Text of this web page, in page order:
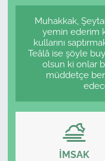
Muhakkak,
yemin ederim
kullarını
Teâlâ ise şöyle
olsun ki onlar
müddetçe
İMSAK